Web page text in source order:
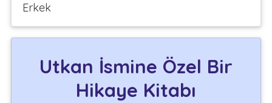
Erkek
Utkan İsmine Özel Bir
Hikaye Kitabı